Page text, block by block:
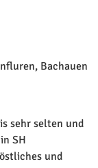
Bachauen
sehr selten und
SH
und